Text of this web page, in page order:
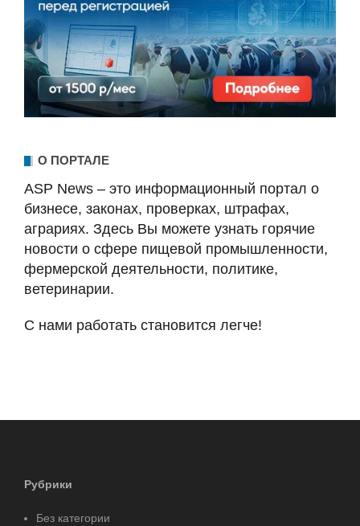
О ПОРТАЛЕ
ASP News – это информационный портал о
бизнесе, законах, проверках, штрафах,
аграриях. Здесь Вы можете узнать горячие
новости о сфере пищевой промышленности,
фермерской деятельности, политике,
ветеринарии.
С нами работать становится легче!
Рубрики
Без категории